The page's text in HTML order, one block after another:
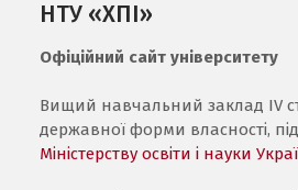
НТУ «ХПІ»
Офіційний сайт університету
Вищий навчальний заклад IV
державної форми власності,
Міністерству освіти і науки